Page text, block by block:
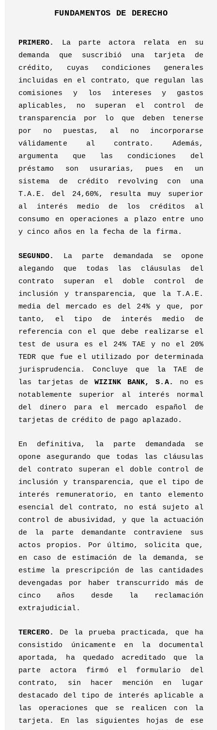
FUNDAMENTOS DE DERECHO
PRIMERO.
La parte actora relata en su
demanda que suscribió una tarjeta de
crédito, cuyas condiciones generales
incluidas en el contrato, que regulan las
comisiones y los intereses y gastos
aplicables, no superan el control de
transparencia por lo que deben tenerse
por no puestas, al no incorporarse
válidamente al contrato. Además,
argumenta que las condiciones del
préstamo son usurarias, pues en un
sistema de crédito revolving con una
T.A.E. del 24,60%, resulta muy superior
al interés medio de los créditos al
consumo en operaciones a plazo entre uno
y cinco años en la fecha de la firma.
SEGUNDO.
La parte demandada se opone
alegando que todas las cláusulas del
contrato superan el doble control de
inclusión y transparencia, que la T.A.E.
media del mercado es del 24% y que, por
tanto, el tipo de interés medio de
referencia con el que debe realizarse el
test de usura es el 24% TAE y no el 20%
TEDR que fue el utilizado por determinada
jurisprudencia. Concluye que la TAE de
las tarjetas deWIZINK BANK, S.A.
no es
notablemente superior al interés normal
del dinero para el mercado español de
tarjetas de crédito de pago aplazado.
En definitiva, la parte demandada se
opone asegurando que todas las cláusulas
del contrato superan el doble control de
inclusión y transparencia, que el tipo de
interés remuneratorio, en tanto elemento
esencial del contrato, no está sujeto al
control de abusividad, y que la actuación
de la parte demandante contraviene sus
actos propios. Por último, solicita que,
en caso de estimación de la demanda, se
estime la prescripción de las cantidades
devengadas por haber transcurrido más de
cinco años desde la reclamación
extrajudicial.
TERCERO.
De la prueba practicada, que ha
consistido únicamente en la documental
aportada, ha quedado acreditado que la
parte actora firmó el formulario del
contrato, sin hacer mención en lugar
destacado del tipo de interés aplicable a
las operaciones que se realicen con la
tarjeta. En las siguientes hojas de ese